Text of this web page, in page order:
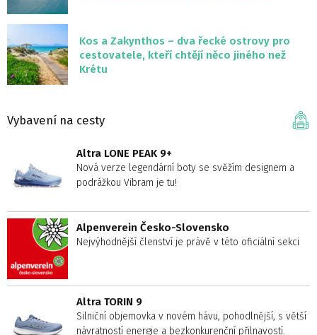
Kos a Zakynthos – dva řecké ostrovy pro
cestovatele, kteří chtějí něco jiného než
Krétu
Vybavení na cesty
Altra LONE PEAK 9+
Nová verze legendární boty se svěžím designem a
podrážkou Vibram je tu!
Alpenverein Česko-Slovensko
Nejvýhodnější členství je právě v této oficiální sekci
Altra TORIN 9
Silniční objemovka v novém hávu, pohodlnější, s větší
návratností energie a bezkonkurenční přilnavostí.